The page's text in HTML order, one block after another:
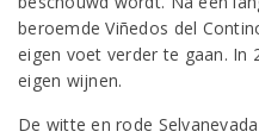
beroemde Viñedos del
eigen voet verder te gaan. In
eigen wijnen.
De witte en rode